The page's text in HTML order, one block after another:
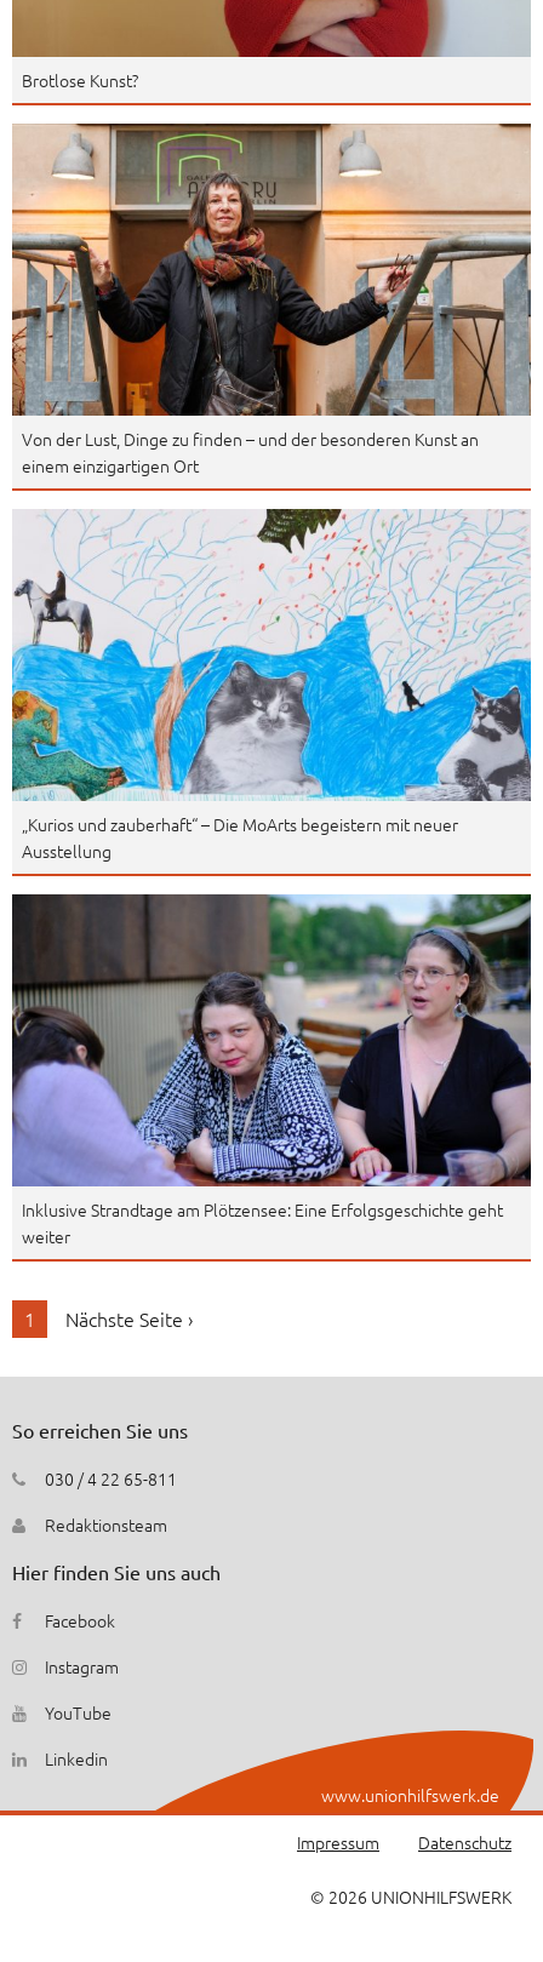
Brotlose Kunst?
Von der Lust, Dinge zu finden – und der besonderen Kunst an
einem einzigartigen Ort
„Kurios und zauberhaft“ – Die MoArts begeistern mit neuer
Ausstellung
Inklusive Strandtage am Plötzensee: Eine Erfolgsgeschichte geht
weiter
1 Nächste Seite ›
So erreichen Sie uns
030 / 4 22 65-811
Redaktionsteam
Hier finden Sie uns auch
Facebook
Instagram
YouTube
Linkedin
www.unionhilfswerk.de
Impressum
Datenschutz
© 2026 UNIONHILFSWERK